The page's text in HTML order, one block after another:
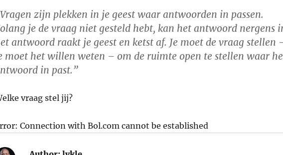
zijn plekken in je geest waar antwoorden in passen.
je de vraag niet gesteld hebt, kan het antwoord nergens
antwoord raakt je geest en ketst af. Je moet de vraag stellen
moet het willen weten – om de ruimte open te stellen waar
in past.”
vraag stel jij?
Connection with Bol.com cannot be established